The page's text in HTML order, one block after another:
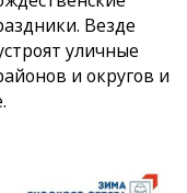
Везде
уличные
и округов и